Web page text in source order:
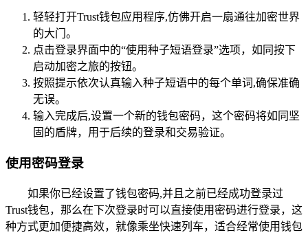
轻轻打开Trust钱包应用程序,仿佛开启一扇通往加密世界
的大门。
点击登录界面中的“使用种子短语登录”选项，如同按下
启动加密之旅的按钮。
按照提示依次认真输入种子短语中的每个单词,确保准确
无误。
输入完成后,设置一个新的钱包密码，这个密码将如同坚
固的盾牌，用于后续的登录和交易验证。
使用密码登录
如果你已经设置了钱包密码,并且之前已经成功登录过
Trust钱包，那么在下次登录时可以直接使用密码进行登录，这
种方式更加便捷高效，就像乘坐快速列车，适合经常使用钱包